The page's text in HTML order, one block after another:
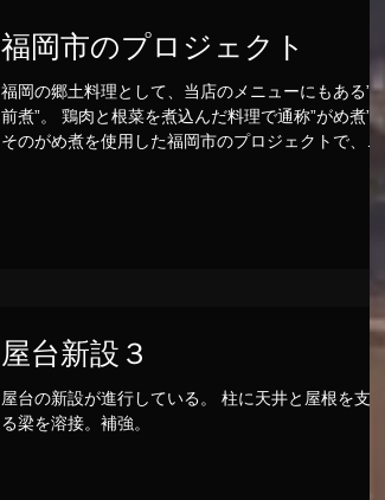
福岡市のプロジェクト
福岡の郷土料理として、当店のメニューにもある”筑
前煮”。 鶏肉と根菜を煮込んだ料理で通称”がめ煮”。
そのがめ煮を使用した福岡市のプロジェクトで、福
屋台新設３
屋台の新設が進行している。 柱に天井と屋根を支え
る梁を溶接。補強。